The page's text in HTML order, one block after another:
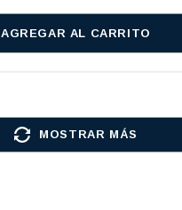
AGREGAR AL CARRITO
MOSTRAR MÁS